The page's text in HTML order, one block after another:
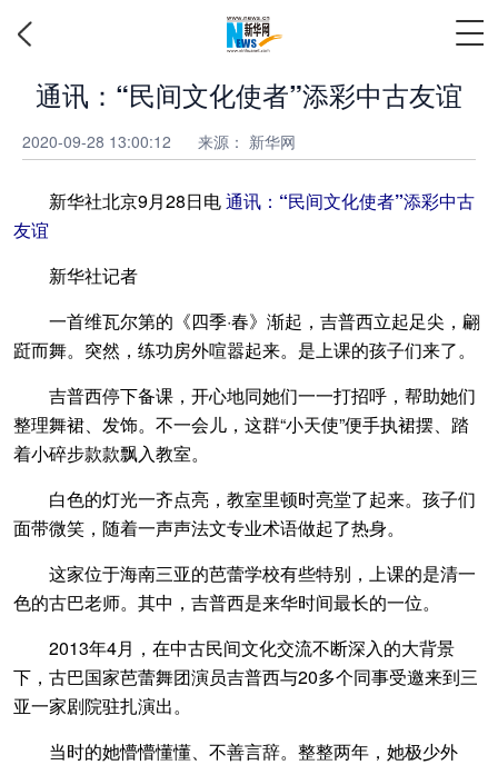
通讯：“民间文化使者”添彩中古友谊
2020-09-28 13:00:12 来源： 新华网
新华社北京9月28日电通讯：“民间文化使者”添彩中古
友谊
新华社记者
一首维瓦尔第的《四季·春》渐起，吉普西立起足尖，翩
跹而舞。突然，练功房外喧嚣起来。是上课的孩子们来了。
吉普西停下备课，开心地同她们一一打招呼，帮助她们
整理舞裙、发饰。不一会儿，这群“小天使”便手执裙摆、踏
着小碎步款款飘入教室。
白色的灯光一齐点亮，教室里顿时亮堂了起来。孩子们
面带微笑，随着一声声法文专业术语做起了热身。
这家位于海南三亚的芭蕾学校有些特别，上课的是清一
色的古巴老师。其中，吉普西是来华时间最长的一位。
2013年4月，在中古民间文化交流不断深入的大背景
下，古巴国家芭蕾舞团演员吉普西与20多个同事受邀来到三
亚一家剧院驻扎演出。
当时的她懵懵懂懂、不善言辞。整整两年，她极少外